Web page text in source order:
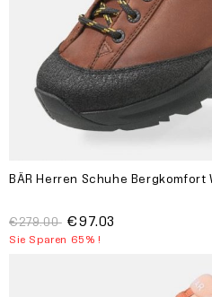
BÄR Herren Schuhe
€279.00 €97.03
Sie Sparen 65% !